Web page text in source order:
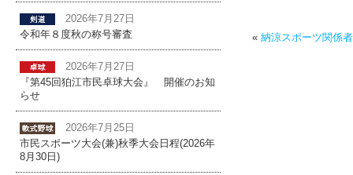
« 納涼スポーツ関係
2026年7月27日
令和年８度秋の称号審査
2026年7月27日
『第45回狛江市民卓球大会』 開催のお知
らせ
2026年7月25日
市民スポーツ大会(兼)秋季大会日程(2026年
8月30日)